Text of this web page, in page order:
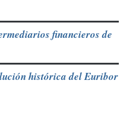
financieros de
histórica del Euribor